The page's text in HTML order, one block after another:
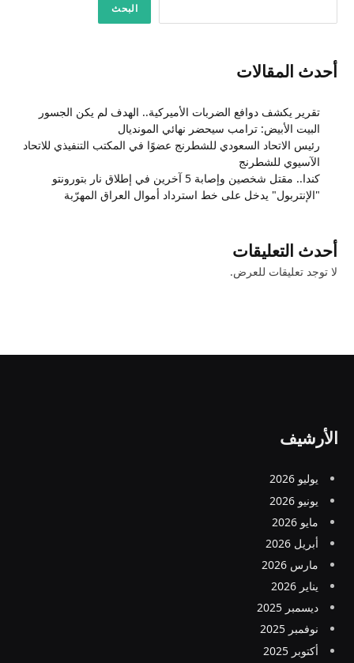
البحث
أحدث المقالات
تقرير يكشف دوافع الضربات الأميركية.. الهدف لم يكن الجسور
البيت الأبيض: ترامب سيحضر نهائي المونديال
رئيس الاتحاد السعودي للشطرنج عضوًا في المكتب التنفيذي للاتحاد
الآسيوي للشطرنج
كندا.. مقتل شخصين وإصابة 5 آخرين في إطلاق نار بتورونتو
"الإنتربول" يدخل على خط استرداد أموال العراق المهرّبة
أحدث التعليقات
لا توجد تعليقات للعرض.
الأرشيف
يوليو 2026
يونيو 2026
مايو 2026
أبريل 2026
مارس 2026
يناير 2026
ديسمبر 2025
نوفمبر 2025
أكتوبر 2025